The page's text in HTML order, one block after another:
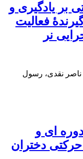
بر یادگیری و
فعالیت
نر
نقدی، رسول
ای و
حرکتی دختران